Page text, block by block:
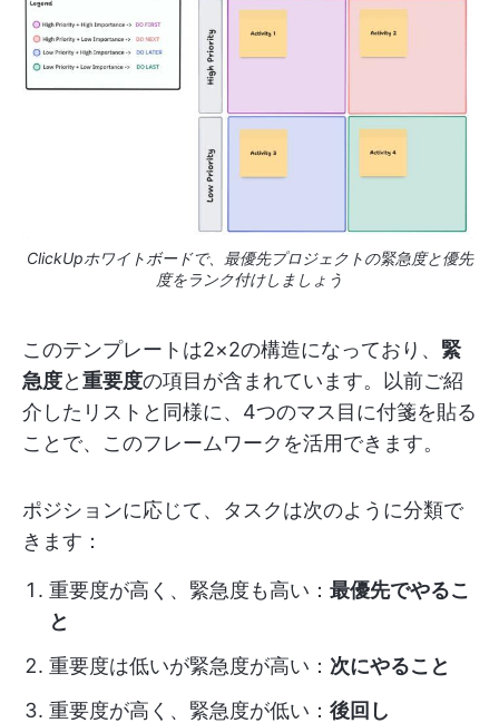
ClickUpホワイトボードで、最優先プロジェクトの緊急度と優先
度をランク付けしましょう
このテンプレートは2×2の構造になっており、 緊
急度と重要度の項目が含まれています。以前ご紹
介したリストと同様に、4つのマス目に付箋を貼る
ことで、このフレームワークを活用できます。
ポジションに応じて、タスクは次のように分類で
きます：
重要度が高く、緊急度も高い： 最優先でやるこ
と
重要度は低いが緊急度が高い： 次にやること
重要度が高く、緊急度が低い： 後回し